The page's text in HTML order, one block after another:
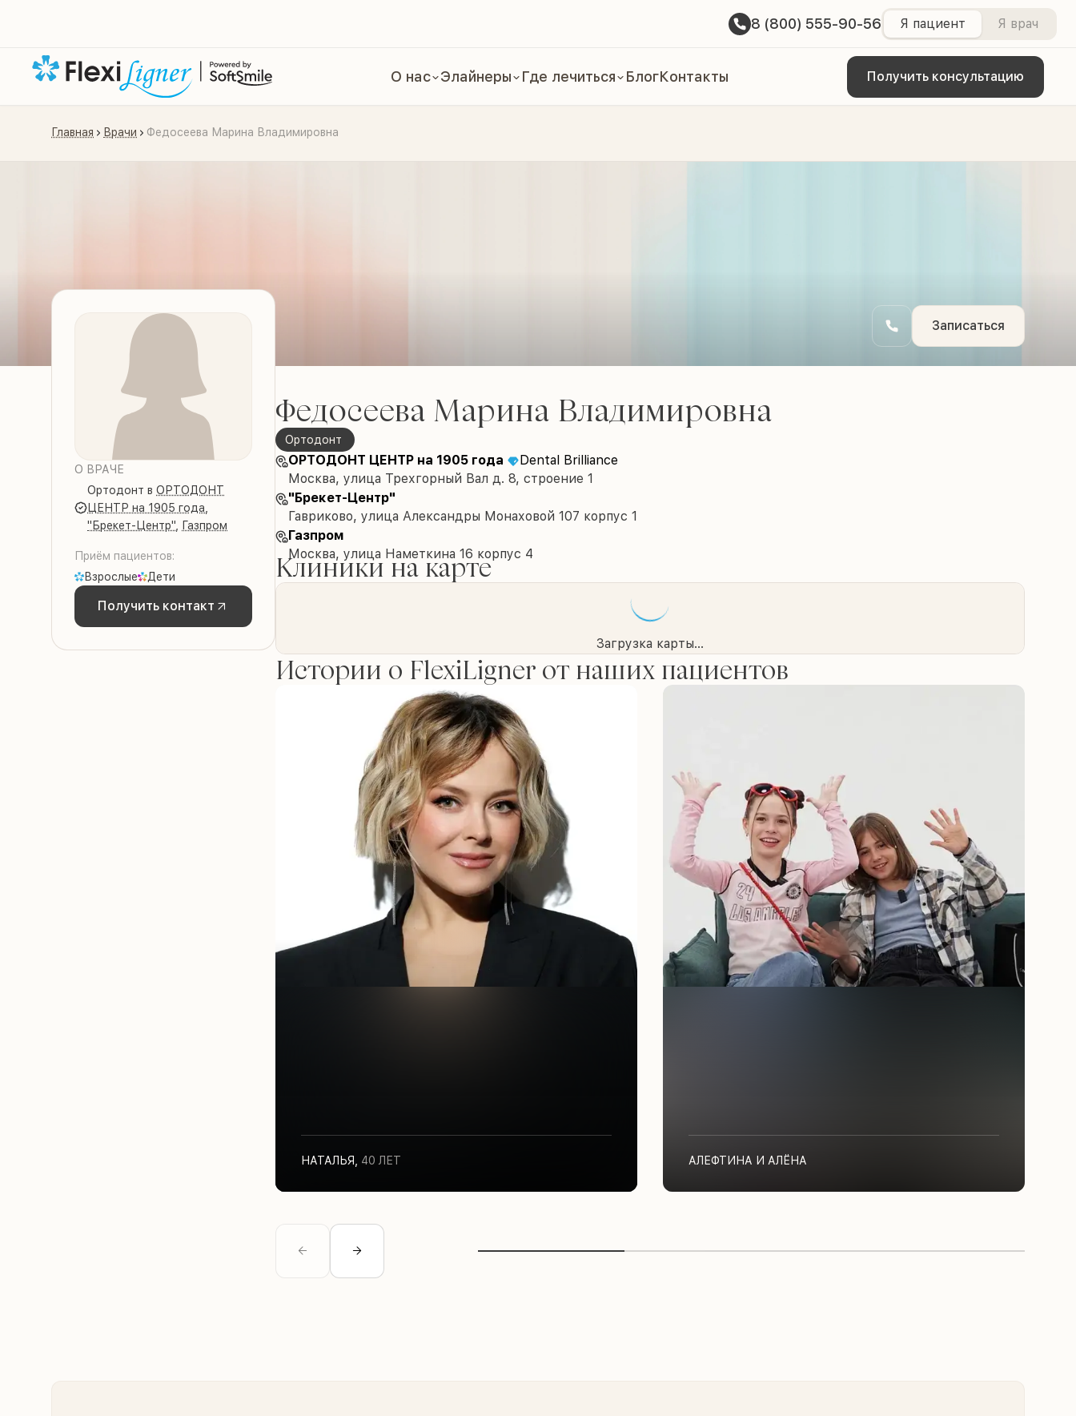
8 (800) 555-90-56 Я пациент Я врач
О нас Элайнеры Где лечиться БлогКонтакты Получить консультацию
Главная Врачи Федосеева Марина Владимировна
Записаться
О ВРАЧЕ
Ортодонт в ОРТОДОНТ
ЦЕНТР на 1905 года
"Брекет-Центр"
Газпром
Приём пациентов:
Взрослые
Дети
Получить контакт
Федосеева Марина Владимировна
Ортодонт
ОРТОДОНТ ЦЕНТР на 1905 года
Dental Brilliance
Москва, улица Трехгорный Вал д. 8, строение 1
"Брекет-Центр"
Гавриково, улица Александры Монаховой 107 корпус 1
Газпром
Москва, улица Наметкина 16 корпус 4
Клиники на карте
Загрузка карты...
Истории о FlexiLigner от наших пациентов
НАТАЛЬЯ 40 ЛЕТ АЛЕФТИНА И АЛЁНА